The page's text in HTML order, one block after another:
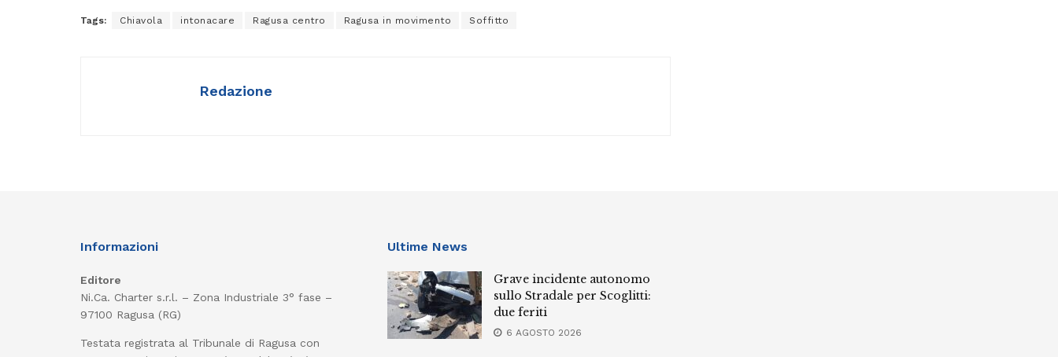
Tags: Chiavola intonacare Ragusa centro Ragusa in movimento Soffitto
Redazione
Informazioni
Editore
Ni.Ca. Charter s.r.l. – Zona Industriale 3° fase –
97100 Ragusa (RG)
Testata registrata al Tribunale di Ragusa con
Ultime News
Grave incidente autonomo
sullo Stradale per Scoglitti:
due feriti
6 AGOSTO 2026